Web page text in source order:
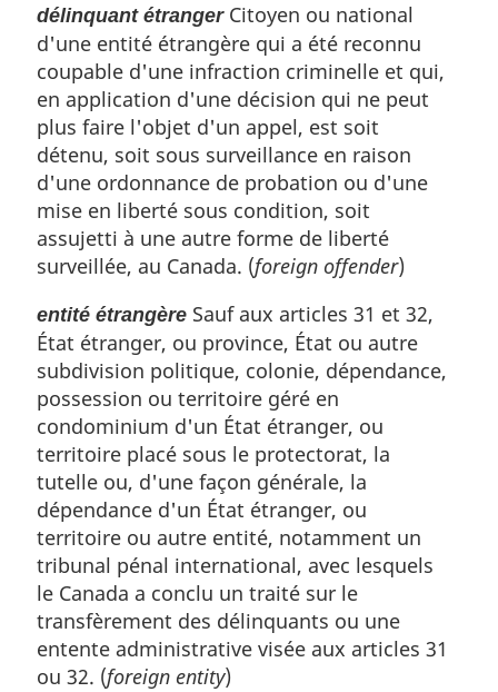
délinquant étrangerCitoyen ou national
d'une entité étrangère qui a été reconnu
coupable d'une infraction criminelle et qui,
en application d'une décision qui ne peut
plus faire l'objet d'un appel, est soit
détenu, soit sous surveillance en raison
d'une ordonnance de probation ou d'une
mise en liberté sous condition, soit
assujetti à une autre forme de liberté
surveillée, au Canada. (foreign offender)
entité étrangère Sauf aux articles 31 et 32,
État étranger, ou province, État ou autre
subdivision politique, colonie, dépendance,
possession ou territoire géré en
condominium d'un État étranger, ou
territoire placé sous le protectorat, la
tutelle ou, d'une façon générale, la
dépendance d'un État étranger, ou
territoire ou autre entité, notamment un
tribunal pénal international, avec lesquels
le Canada a conclu un traité sur le
transfèrement des délinquants ou une
entente administrative visée aux articles 31
ou 32. (foreign entity)